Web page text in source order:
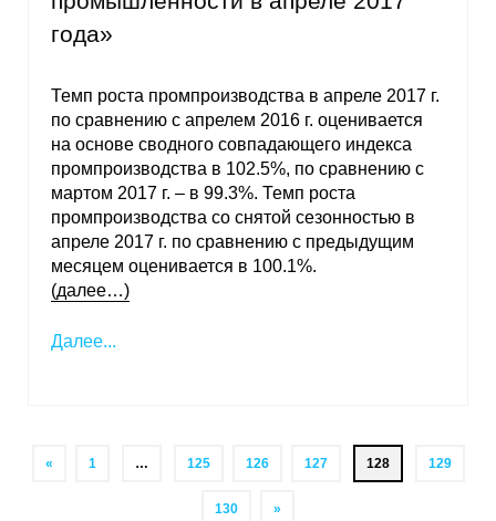
года»
Темп роста промпроизводства в апреле 2017 г.
по сравнению с апрелем 2016 г. оценивается
на основе сводного совпадающего индекса
промпроизводства в 102.5%, по сравнению с
мартом 2017 г. – в 99.3%. Темп роста
промпроизводства со снятой сезонностью в
апреле 2017 г. по сравнению с предыдущим
месяцем оценивается в 100.1%.
(далее…)
Далее...
« 1 … 125 126 127 128 129
130 »